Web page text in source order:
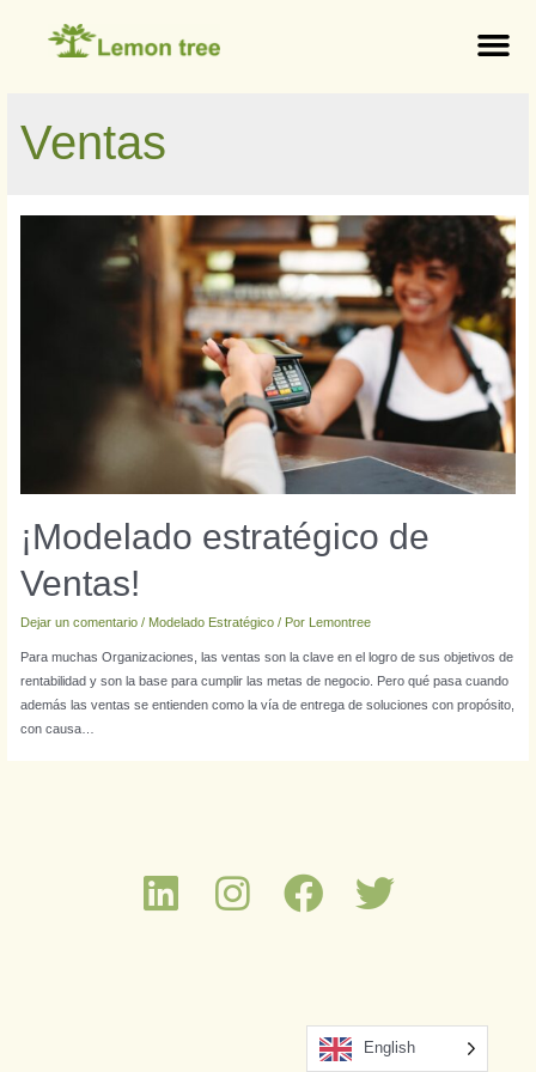
Ventas
¡Modelado estratégico de
Ventas!
Dejar un comentario / Modelado Estratégico/ Por Lemontree
Para muchas Organizaciones, las ventas son la clave en el logro de sus objetivos de
rentabilidad y son la base para cumplir las metas de negocio. Pero qué pasa cuando
además las ventas se entienden como la vía de entrega de soluciones con propósito,
con causa…
English